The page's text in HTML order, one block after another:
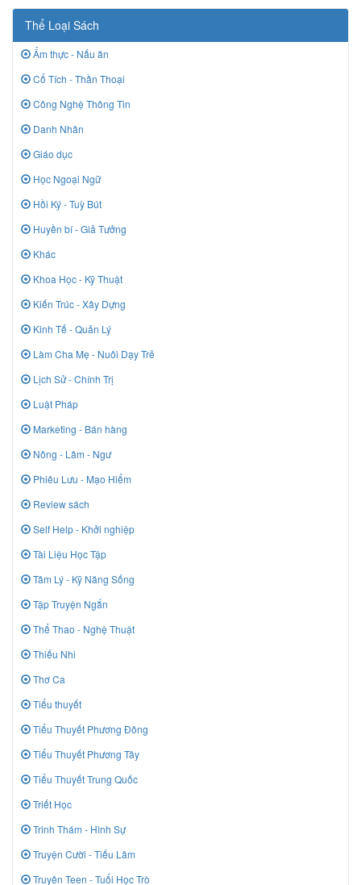
Thể Loại Sách
Ẩm thực - Nấu ăn
Cổ Tích - Thần Thoại
Công Nghệ Thông Tin
Danh Nhân
Giáo dục
Học Ngoại Ngữ
Hồi Ký - Tuỳ Bút
Huyền bí - Giả Tưởng
Khác
Khoa Học - Kỹ Thuật
Kiến Trúc - Xây Dựng
Kinh Tế - Quản Lý
Làm Cha Mẹ - Nuôi Dạy Trẻ
Lịch Sử - Chính Trị
Luật Pháp
Marketing - Bán hàng
Nông - Lâm - Ngư
Phiêu Lưu - Mạo Hiểm
Review sách
Self Help - Khởi nghiệp
Tài Liệu Học Tập
Tâm Lý - Kỹ Năng Sống
Tập Truyện Ngắn
Thể Thao - Nghệ Thuật
Thiếu Nhi
Thơ Ca
Tiểu thuyết
Tiểu Thuyết Phương Đông
Tiểu Thuyết Phương Tây
Tiểu Thuyết Trung Quốc
Triết Học
Trinh Thám - Hình Sự
Truyện Cười - Tiếu Lâm
Truyên Teen - Tuổi Học Trò